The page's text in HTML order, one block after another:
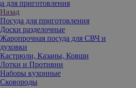
для приготовления
Назад
Посуда для приготовления
Доски разделочные
Жаропрочная посуда для СВЧ и
духовки
Кастрюли, Казаны, Ковши
Лотки и Противни
Наборы кухонные
Сковороды